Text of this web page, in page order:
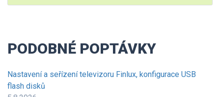
PODOBNÉ POPTÁVKY
Nastavení a seřízení televizoru Finlux, konfigurace USB
flash disků